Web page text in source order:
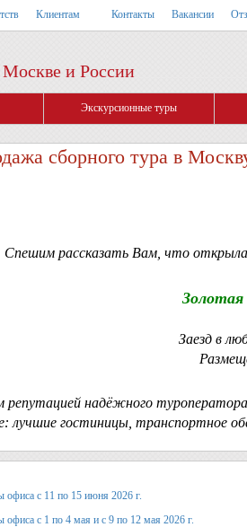
Клиентам Контакты Вакансии
Москве и России
Экскурсионные туры
сборного тура в
Спешим рассказать Вам, что
Золотая
Заезд в
надёжного туроператора,
лучшие гостиницы, транспортное
офиса с 11 по 15 июня 2026 г.
офиса с 1 по 4 мая и с 9 по 12 мая 2026 г.